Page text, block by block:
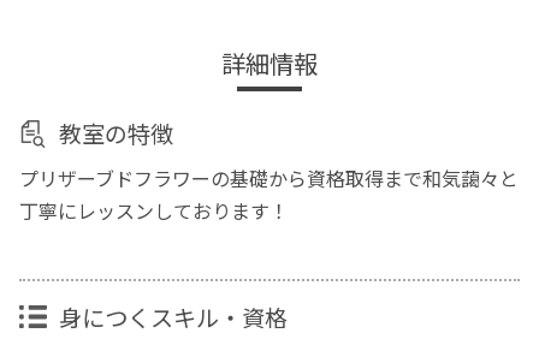
詳細情報
教室の特徴
プリザーブドフラワーの基礎から資格取得まで和気藹々と
丁寧にレッスンしております！
身につくスキル・資格